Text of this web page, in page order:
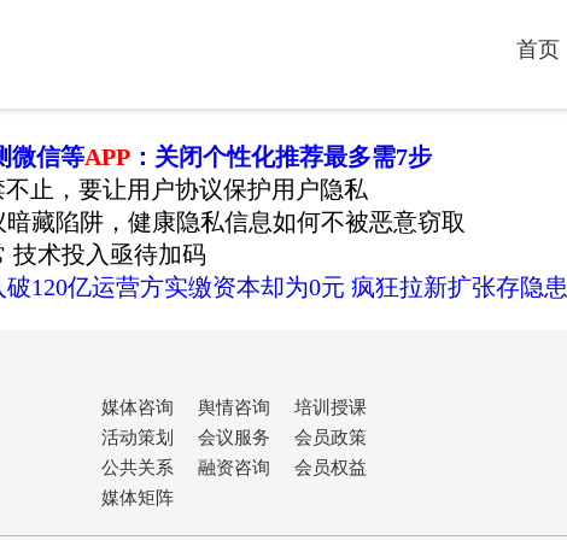
首页
微信等APP ：关闭个性化推荐最多需7步
止，要让用户协议保护用户隐私
暗藏陷阱，健康隐私信息如何不被恶意窃取
技术投入亟待加码
120亿运营方实缴资本却为0元 疯狂拉新扩张存隐患
媒体咨询
活动策划
公共关系
媒体矩阵
舆情咨询
会议服务
融资咨询
培训授课
会员政策
会员权益